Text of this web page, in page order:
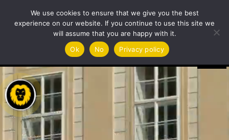
We use cookies to ensure that we give you the best
experience on our website. If you continue to use this site we
will assume that you are happy with it.
Ok
No Privacy policy